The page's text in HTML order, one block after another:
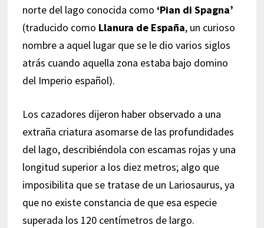
norte del lago conocida como ‘Pian di Spagna’
(traducido como Llanura de España, un curioso
nombre a aquel lugar que se le dio varios siglos
atrás cuando aquella zona estaba bajo domino
del Imperio español).
Los cazadores dijeron haber observado a una
extraña criatura asomarse de las profundidades
del lago, describiéndola con escamas rojas y una
longitud superior a los diez metros; algo que
imposibilita que se tratase de un Lariosaurus, ya
que no existe constancia de que esa especie
superada los 120 centímetros de largo.